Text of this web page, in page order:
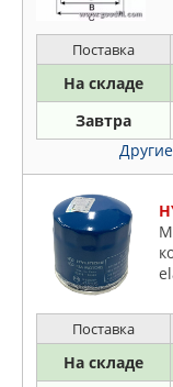
Поставка
На складе
Завтра
Поставка
На складе